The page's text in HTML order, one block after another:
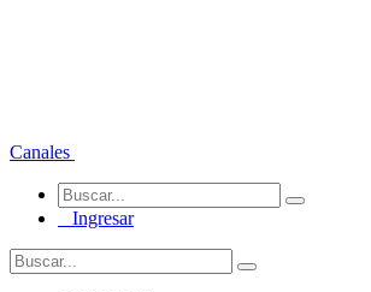
Canales
Ingresar